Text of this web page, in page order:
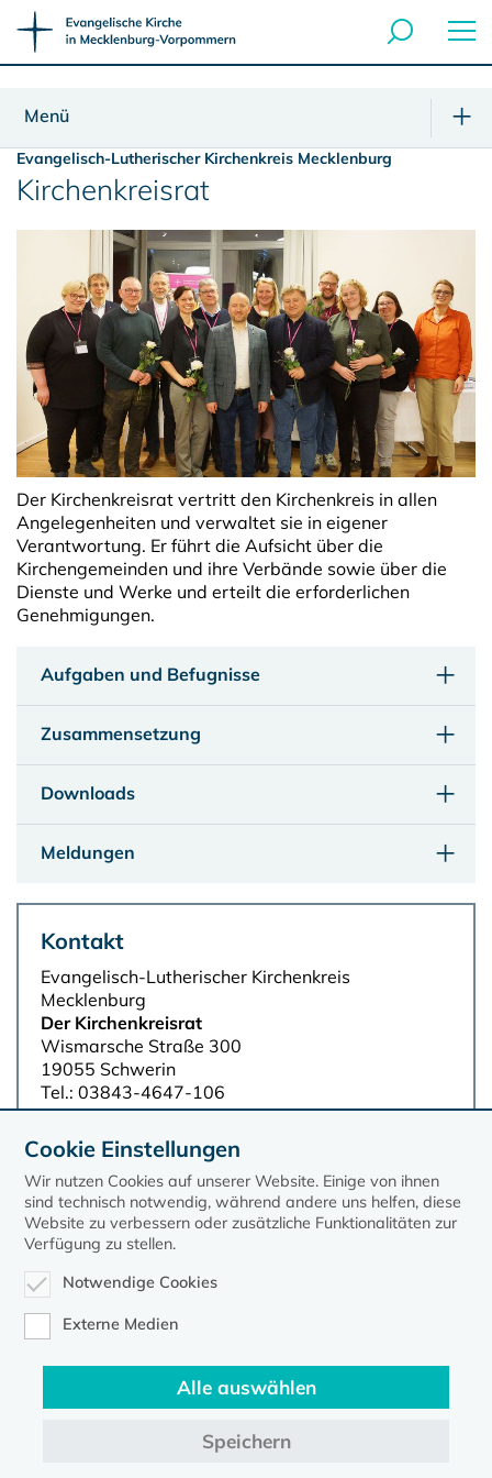
Menü
Evangelisch-Lutherischer Kirchenkreis Mecklenburg
Kirchenkreisrat
Der Kirchenkreisrat vertritt den Kirchenkreis in allen
Angelegenheiten und verwaltet sie in eigener
Verantwortung. Er führt die Aufsicht über die
Kirchengemeinden und ihre Verbände sowie über die
Dienste und Werke und erteilt die erforderlichen
Genehmigungen.
Aufgaben und Befugnisse
Zusammensetzung
Downloads
Meldungen
Kontakt
Evangelisch-Lutherischer Kirchenkreis
Mecklenburg
Der Kirchenkreisrat
Wismarsche Straße 300
19055 Schwerin
Tel.: 03843-4647-106
Fax: 03843-4647-299
E-Mail: kirchenkreisrat@elkm.de
Datenschutz
Cookie Einstellungen
Wir nutzen Cookies auf unserer Website. Einige von ihnen
sind technisch notwendig, während andere uns helfen, diese
Website zu verbessern oder zusätzliche Funktionalitäten zur
Verfügung zu stellen.
Notwendige Cookies
Externe Medien
Alle auswählen
Speichern